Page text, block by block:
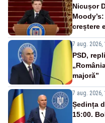
Nicușor
creștere
7 aug. 2026,
PSD,
majoră”
7 aug. 2026,
Ședința
15:00.